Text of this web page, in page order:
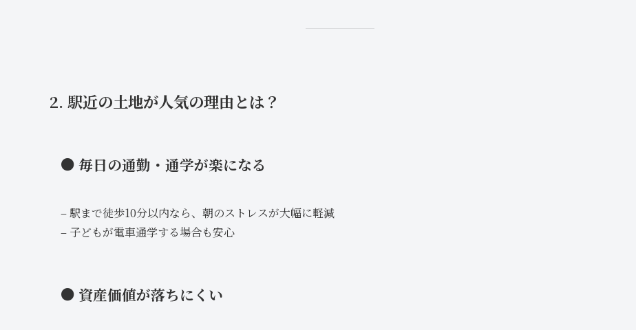
2. 駅近の土地が人気の理由とは？
● 毎日の通勤・通学が楽になる
– 駅まで徒歩10分以内なら、朝のストレスが大幅に軽減
– 子どもが電車通学する場合も安心
● 資産価値が落ちにくい